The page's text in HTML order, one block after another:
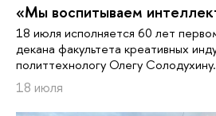
«Мы воспитываем
18 июля исполняется 60 лет
декана факультета креативных
политтехнологу Олегу Солодухину.
18 июля